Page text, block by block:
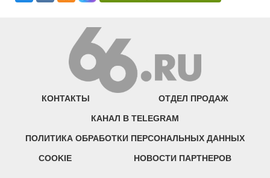
КОНТАКТЫ ОТДЕЛ ПРОДАЖ
КАНАЛ В TELEGRAM
ПОЛИТИКА ОБРАБОТКИ ПЕРСОНАЛЬНЫХ ДАННЫХ
COOKIE НОВОСТИ ПАРТНЕРОВ